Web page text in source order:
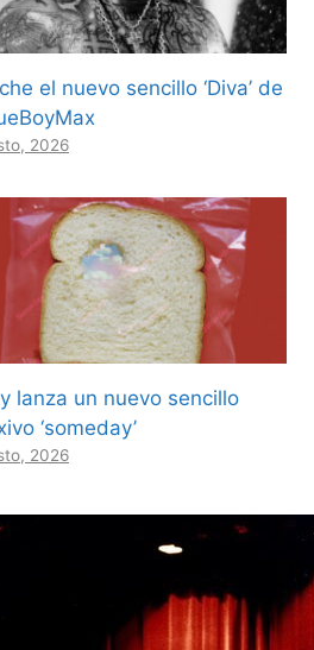
el nuevo sencillo ‘Diva’ de
2026
lanza un nuevo sencillo
‘someday’
2026